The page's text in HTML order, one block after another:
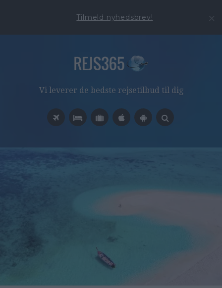
Tilmeld nyhedsbrev!
Vi leverer de bedste rejsetilbud til dig